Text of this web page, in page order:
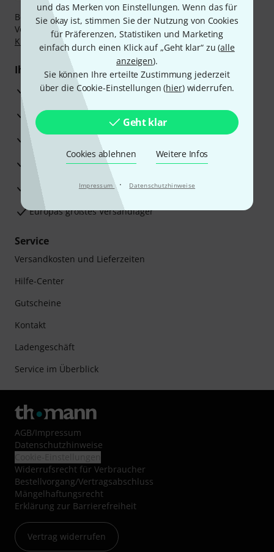
und das Merken von Einstellungen. Wenn das für
Sie okay ist, stimmen Sie der Nutzung von Cookies
für Präferenzen, Statistiken und Marketing
einfach durch einen Klick auf „Geht klar“ zu (alle
anzeigen).
Sie können Ihre erteilte Zustimmung jederzeit
über die Cookie-Einstellungen (hier) widerrufen.
Geht klar
Cookies ablehnen Weitere Infos
Impressum · Datenschutzhinweise
Bezahlen Sie vertraulich und sicher per Nachnahme,
Vorkasse, PayPal, Amazon Pay, Klarna Sofort bezahlen
Klarna Ratenzahlungoder Kreditkarte.
Ihre Vorteile
3 Jahre Thomann Garantie
30 Tage Money-Back-Garantie
Reparaturservice
Beratung durch Fachexperten
Zufriedenheitsgarantie
Europas größtes Versandlager
Service
Versandkosten und Lieferzeiten
Hilfe-Center
Gutscheine
Kontakt
Ladengeschäft
Service im Überblick
AGB/Impressum
Datenschutzhinweise
Widerrufsrecht für Verbraucher
Bestellvorgang/Vertragsabschluss
Mängelhaftungsrecht
Erklärung zur Barrierefreiheit
Vertrag widerrufen